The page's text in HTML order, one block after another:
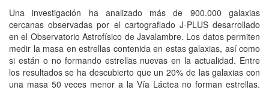
Una investigación ha analizado más de 900.000 galaxias
cercanas observadas por el cartografiado J-PLUS desarrollado
en el Observatorio Astrofísico de Javalambre. Los datos permiten
medir la masa en estrellas contenida en estas galaxias, así como
si están o no formando estrellas nuevas en la actualidad. Entre
los resultados se ha descubierto que un 20% de las galaxias con
una masa 50 veces menor a la Vía Láctea no forman estrellas.